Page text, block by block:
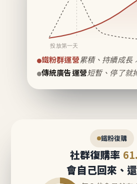
投放第一天
鐵粉群運營累積、持續成長
傳統廣告運營短暫、停了就
鐵粉復購
社群復購率
會自己回來、